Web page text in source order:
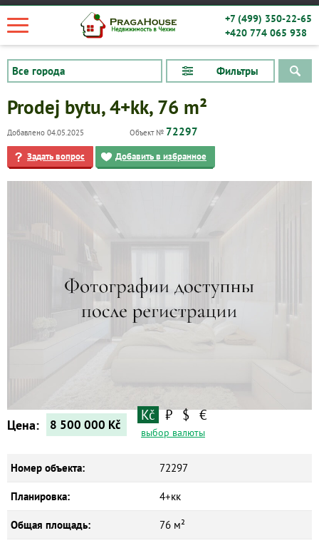
+7 (499) 350-22-65
+420 774 065 938
Фильтры
Prodej bytu, 4+kk, 76 m²
Добавлено 04.05.2025 Объект № 72297
Задать вопрос Добавить в избранное
Цена: 8 500 000 Kč
Kč ₽ $ €
выбор валюты
Номер объекта: 72297
Планировка: 4+кк
Общая площадь: 76 м²